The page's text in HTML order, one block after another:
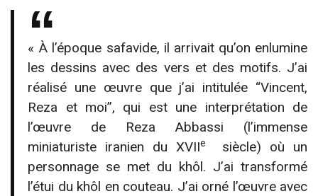
« À l’époque safavide, il arrivait qu’on enlumine
les dessins avec des vers et des motifs. J’ai
réalisé une œuvre que j’ai intitulée “Vincent,
Reza et moi”, qui est une interprétation de
l’œuvre de Reza Abbassi (l’immense
miniaturiste iranien du XVIIe
siècle) où un
personnage se met du khôl. J’ai transformé
l’étui du khôl en couteau. J’ai orné l’œuvre avec